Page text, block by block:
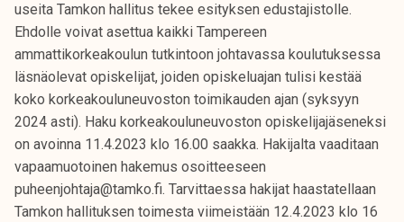
useita Tamkon hallitus tekee esityksen edustajistolle.
Ehdolle voivat asettua kaikki Tampereen
ammattikorkeakoulun tutkintoon johtavassa koulutuksessa
läsnäolevat opiskelijat, joiden opiskeluajan tulisi kestää
koko korkeakouluneuvoston toimikauden ajan (syksyyn
2024 asti). Haku korkeakouluneuvoston opiskelijajäseneksi
on avoinna 11.4.2023 klo 16.00 saakka. Hakijalta vaaditaan
vapaamuotoinen hakemus osoitteeseen
puheenjohtaja@tamko.fi. Tarvittaessa hakijat haastatellaan
Tamkon hallituksen toimesta viimeistään 12.4.2023 klo 16